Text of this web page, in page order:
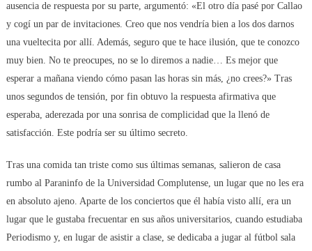
ausencia de respuesta por su parte, argumentó: «El otro día pasé por Callao
y cogí un par de invitaciones. Creo que nos vendría bien a los dos darnos
una vueltecita por allí. Además, seguro que te hace ilusión, que te conozco
muy bien. No te preocupes, no se lo diremos a nadie… Es mejor que
esperar a mañana viendo cómo pasan las horas sin más, ¿no crees?» Tras
unos segundos de tensión, por fin obtuvo la respuesta afirmativa que
esperaba, aderezada por una sonrisa de complicidad que la llenó de
satisfacción. Este podría ser su último secreto.
Tras una comida tan triste como sus últimas semanas, salieron de casa
rumbo al Paraninfo de la Universidad Complutense, un lugar que no les era
en absoluto ajeno. Aparte de los conciertos que él había visto allí, era un
lugar que le gustaba frecuentar en sus años universitarios, cuando estudiaba
Periodismo y, en lugar de asistir a clase, se dedicaba a jugar al fútbol sala